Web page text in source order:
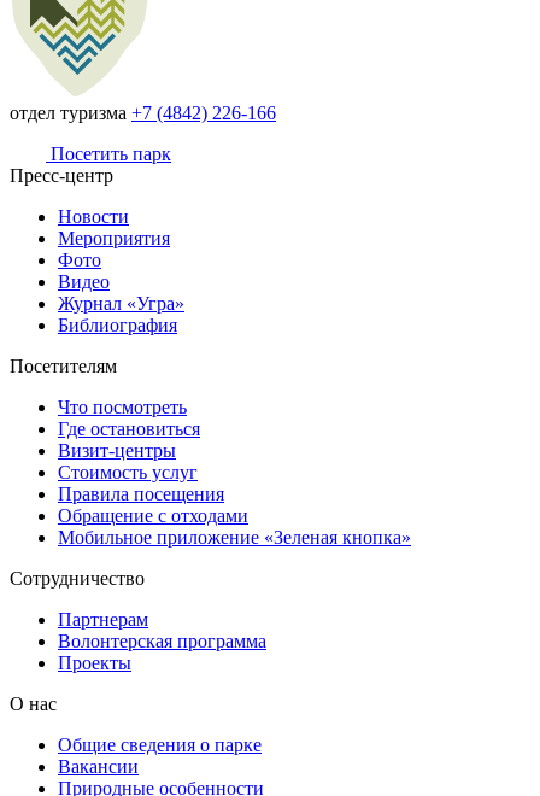
отдел туризма +7 (4842) 226-166
Посетить парк
Пресс-центр
Новости
Мероприятия
Фото
Видео
Журнал «Угра»
Библиография
Посетителям
Что посмотреть
Где остановиться
Визит-центры
Стоимость услуг
Правила посещения
Обращение с отходами
Мобильное приложение «Зеленая кнопка»
Сотрудничество
Партнерам
Волонтерская программа
Проекты
О нас
Общие сведения о парке
Вакансии
Природные особенности